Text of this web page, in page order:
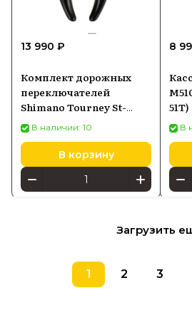
13 990 ₽
Комплект дорожных
переключателей
Shimano Tourney St-
A070, 2x7, 14 скоростей,
черный
В наличии: 10
В корзину
8
51T)
В
Загрузить
1 2 3